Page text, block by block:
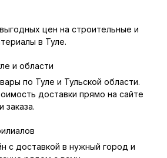
цен на строительные и
в Туле.
и области
по Туле и Тульской области.
доставки прямо на сайте
заказа.
с доставкой в нужный город и